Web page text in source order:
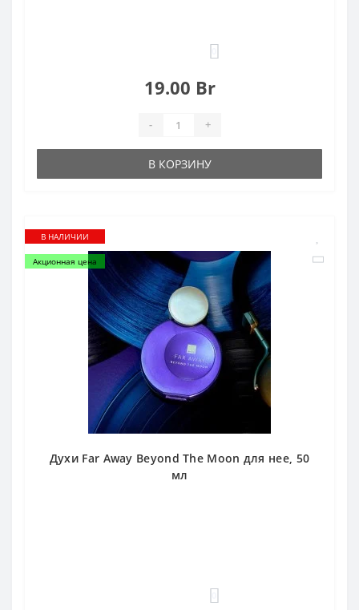
19.00 Br
- +
В КОРЗИНУ
В НАЛИЧИИ
Акционная цена
Духи Far Away Beyond The Moon для нее, 50
мл